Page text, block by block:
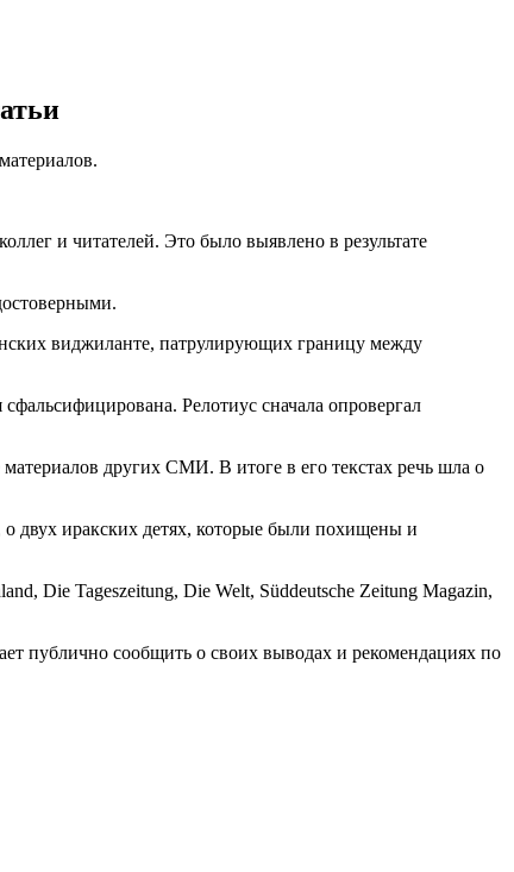
и читателей. Это было выявлено в результате
виджиланте, патрулирующих границу между
Релотиус сначала опровергал
других СМИ. В итоге в его текстах речь шла о
двух иракских детях, которые были похищены и
Die Tageszeitung, Die Welt, Süddeutsche Zeitung Magazin,
публично сообщить о своих выводах и рекомендациях по